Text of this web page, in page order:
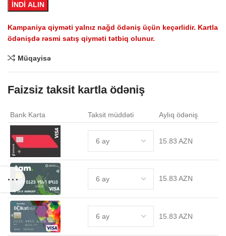
İNDİ ALIN
Kampaniya qiyməti yalnız nağd ödəniş üçün keçərlidir. Kartla
ödənişdə rəsmi satış qiyməti tətbiq olunur.
Müqayisə
Faizsiz taksit kartla ödəniş
Bank Karta Taksit müddəti Aylıq ödəniş
15.83 AZN
15.83 AZN
15.83 AZN